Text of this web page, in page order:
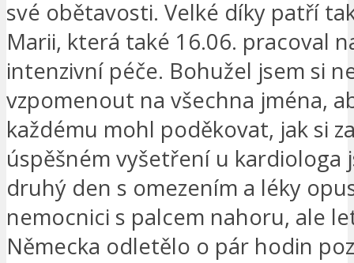
své obětavosti. Velké díky patří
Marii, která také 16.06. pracoval
intenzivní péče. Bohužel jsem si
vzpomenout na všechna jména,
každému mohl poděkovat, jak si
úspěšném vyšetření u kardiologa
druhý den s omezením a léky
nemocnici s palcem nahoru, ale
Německa odletělo o pár hodin